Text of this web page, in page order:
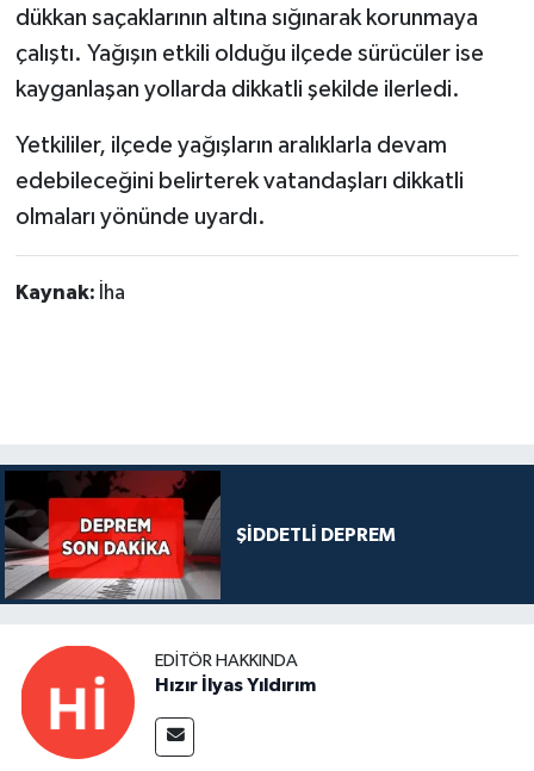
dükkan saçaklarının altına sığınarak korunmaya
çalıştı. Yağışın etkili olduğu ilçede sürücüler ise
kayganlaşan yollarda dikkatli şekilde ilerledi.
Yetkililer, ilçede yağışların aralıklarla devam
edebileceğini belirterek vatandaşları dikkatli
olmaları yönünde uyardı.
Kaynak: İha
ŞİDDETLİ DEPREM
EDITÖR HAKKINDA
Hızır İlyas Yıldırım